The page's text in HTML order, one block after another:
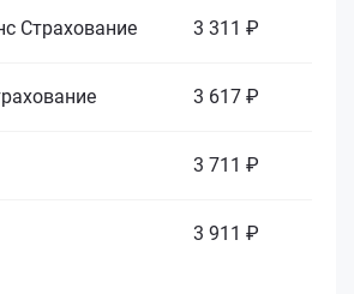
Страхование 3 311 ₽
3 617 ₽
3 711 ₽
3 911 ₽